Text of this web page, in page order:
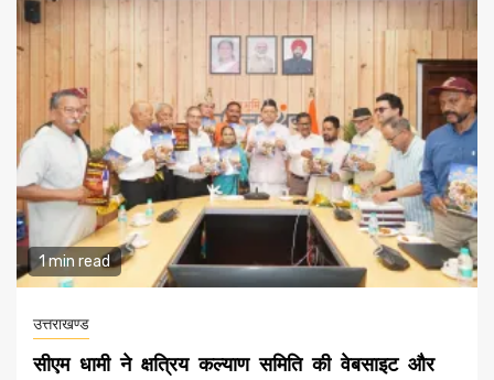
1 min read
उत्तराखण्ड
सीएम धामी ने क्षत्रिय कल्याण समिति की वेबसाइट और